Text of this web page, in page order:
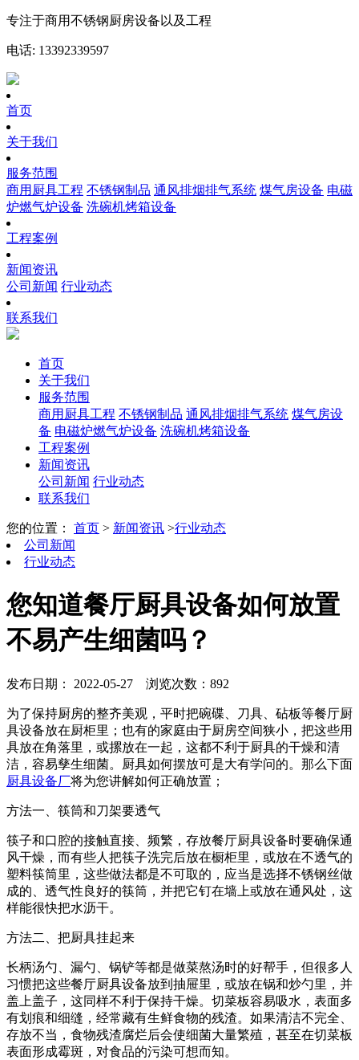
专注于商用不锈钢厨房设备以及工程
电话: 13392339597
首页
关于我们
服务范围
商用厨具工程 不锈钢制品 通风排烟排气系统 煤气房设备 电磁
炉燃气炉设备 洗碗机烤箱设备
工程案例
新闻资讯
公司新闻 行业动态
联系我们
首页
关于我们
服务范围
商用厨具工程 不锈钢制品 通风排烟排气系统 煤气房设
备 电磁炉燃气炉设备 洗碗机烤箱设备
工程案例
新闻资讯
公司新闻 行业动态
联系我们
您的位置： 首页 > 新闻资讯 >行业动态
公司新闻
行业动态
您知道餐厅厨具设备如何放置
不易产生细菌吗？
发布日期： 2022-05-27 浏览次数：892
为了保持厨房的整齐美观，平时把碗碟、刀具、砧板等餐厅厨
具设备放在厨柜里；也有的家庭由于厨房空间狭小，把这些用
具放在角落里，或摞放在一起，这都不利于厨具的干燥和清
洁，容易孳生细菌。厨具如何摆放可是大有学问的。那么下面
厨具设备厂将为您讲解如何正确放置；
方法一、筷筒和刀架要透气
筷子和口腔的接触直接、频繁，存放餐厅厨具设备时要确保通
风干燥，而有些人把筷子洗完后放在橱柜里，或放在不透气的
塑料筷筒里，这些做法都是不可取的，应当是选择不锈钢丝做
成的、透气性良好的筷筒，并把它钉在墙上或放在通风处，这
样能很快把水沥干。
方法二、把厨具挂起来
长柄汤勺、漏勺、锅铲等都是做菜熬汤时的好帮手，但很多人
习惯把这些餐厅厨具设备放到抽屉里，或放在锅和炒勺里，并
盖上盖子，这同样不利于保持干燥。切菜板容易吸水，表面多
有划痕和细缝，经常藏有生鲜食物的残渣。如果清洁不完全、
存放不当，食物残渣腐烂后会使细菌大量繁殖，甚至在切菜板
表面形成霉斑，对食品的污染可想而知。